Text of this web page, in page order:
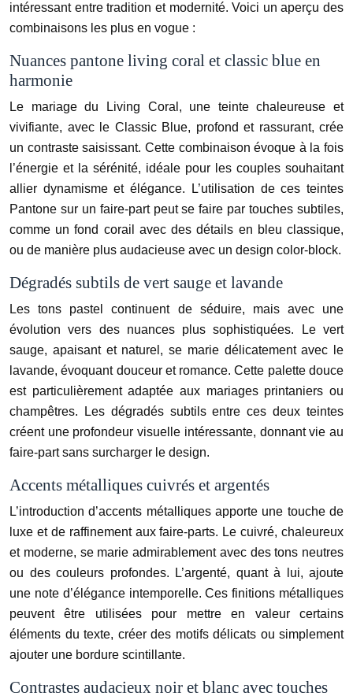
intéressant entre tradition et modernité. Voici un aperçu des
combinaisons les plus en vogue :
Nuances pantone living coral et classic blue en
harmonie
Le mariage du Living Coral, une teinte chaleureuse et
vivifiante, avec le Classic Blue, profond et rassurant, crée
un contraste saisissant. Cette combinaison évoque à la fois
l’énergie et la sérénité, idéale pour les couples souhaitant
allier dynamisme et élégance. L’utilisation de ces teintes
Pantone sur un faire-part peut se faire par touches subtiles,
comme un fond corail avec des détails en bleu classique,
ou de manière plus audacieuse avec un design color-block.
Dégradés subtils de vert sauge et lavande
Les tons pastel continuent de séduire, mais avec une
évolution vers des nuances plus sophistiquées. Le vert
sauge, apaisant et naturel, se marie délicatement avec le
lavande, évoquant douceur et romance. Cette palette douce
est particulièrement adaptée aux mariages printaniers ou
champêtres. Les dégradés subtils entre ces deux teintes
créent une profondeur visuelle intéressante, donnant vie au
faire-part sans surcharger le design.
Accents métalliques cuivrés et argentés
L’introduction d’accents métalliques apporte une touche de
luxe et de raffinement aux faire-parts. Le cuivré, chaleureux
et moderne, se marie admirablement avec des tons neutres
ou des couleurs profondes. L’argenté, quant à lui, ajoute
une note d’élégance intemporelle. Ces finitions métalliques
peuvent être utilisées pour mettre en valeur certains
éléments du texte, créer des motifs délicats ou simplement
ajouter une bordure scintillante.
Contrastes audacieux noir et blanc avec touches